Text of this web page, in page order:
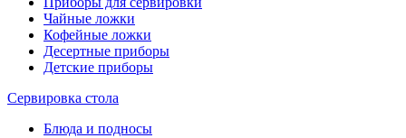
Чайные ложки
Кофейные ложки
Десертные приборы
Детские приборы
Сервировка стола
Блюда и подносы